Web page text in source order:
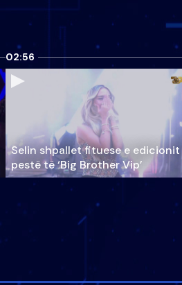
02:56
Selin shpallet fituese e
pestë të ‘Big Brother Vip’